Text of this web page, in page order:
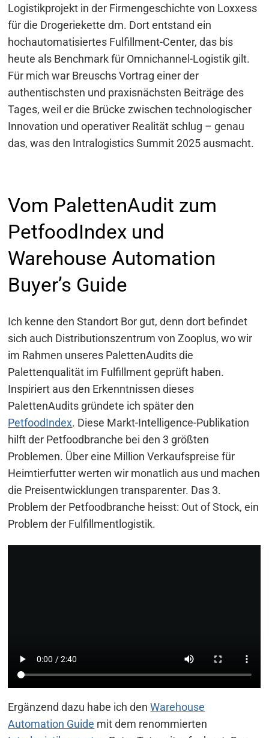
Logistikprojekt in der Firmengeschichte von Loxxess
für die Drogeriekette dm. Dort entstand ein
hochautomatisiertes Fulfillment-Center, das bis
heute als Benchmark für Omnichannel-Logistik gilt.
Für mich war Breuschs Vortrag einer der
authentischsten und praxisnächsten Beiträge des
Tages, weil er die Brücke zwischen technologischer
Innovation und operativer Realität schlug – genau
das, was den Intralogistics Summit 2025 ausmacht.
Vom PalettenAudit zum
PetfoodIndex und
Warehouse Automation
Buyer’s Guide
Ich kenne den Standort Bor gut, denn dort befindet
sich auch Distributionszentrum von Zooplus, wo wir
im Rahmen unseres PalettenAudits die
Palettenqualität im Fulfillment geprüft haben.
Inspiriert aus den Erkenntnissen dieses
PalettenAudits gründete ich später den
PetfoodIndex. Diese Markt-Intelligence-Publikation
hilft der Petfoodbranche bei den 3 größten
Problemen. Über eine Million Verkaufspreise für
Heimtierfutter werten wir monatlich aus und machen
die Preisentwicklungen transparenter. Das 3.
Problem der Petfoodbranche heisst: Out of Stock, ein
Problem der Fulfillmentlogistik.
Ergänzend dazu habe ich denWarehouse
Automation Guide mit dem renommierten